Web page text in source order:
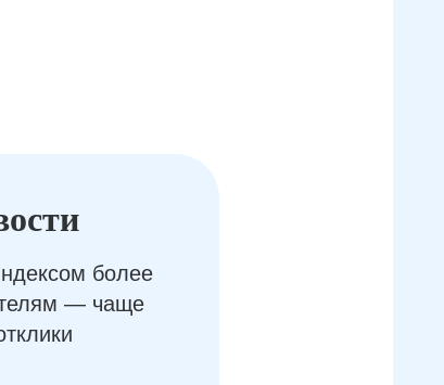
более
— чаще